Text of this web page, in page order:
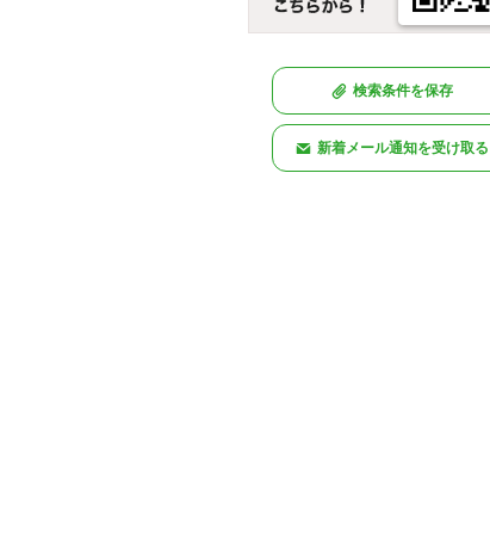
検索条件を保存
新着メール通知を受け取る